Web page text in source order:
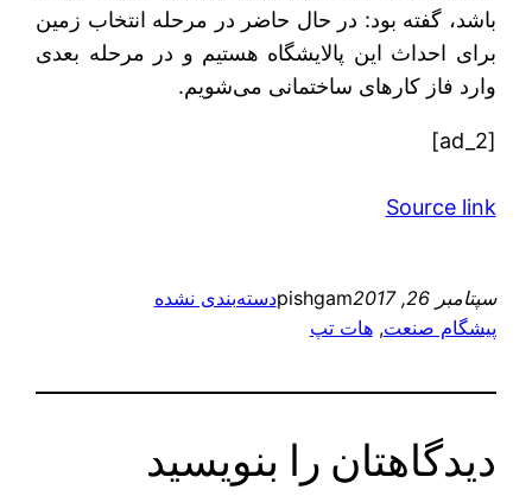
باشد، گفته بود: در حال حاضر در مرحله انتخاب زمین
برای احداث این پالایشگاه هستیم و در مرحله بعدی
وارد فاز کارهای ساختمانی می‌شویم.
[ad_2]
Source link
سپتامبر 26, 2017 pishgamدسته‌بندی نشده
پیشگام صنعت, هات تپ
دیدگاهتان را بنویسید